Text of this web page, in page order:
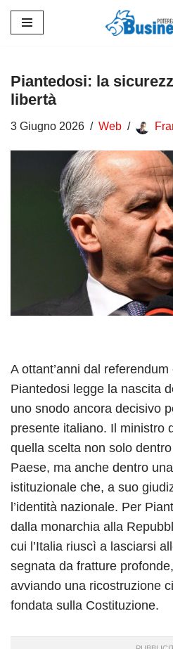
contenuto
Piantedosi: la
libertà
3 Giugno 2026 Web
A ottant’anni dal
Piantedosi legge la nascita
uno snodo ancora decisivo
presente italiano. Il ministro
quella scelta non solo
Paese, ma anche dentro
istituzionale che, a suo
l’identità nazionale. Per
dalla monarchia alla
cui l’Italia riuscì a lasciarsi
segnata da fratture
avviando una ricostruzione
fondata sulla Costituzione.